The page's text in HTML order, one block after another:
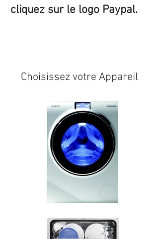
cliquez sur le logo Paypal.
Choisissez votre Appareil